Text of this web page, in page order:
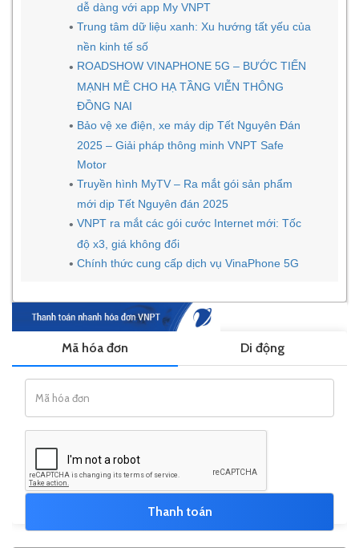
dễ dàng với app My VNPT
Trung tâm dữ liệu xanh: Xu hướng tất yếu của
nền kinh tế số
ROADSHOW VINAPHONE 5G – BƯỚC TIẾN
MẠNH MẼ CHO HẠ TẦNG VIỄN THÔNG
ĐỒNG NAI
Bảo vệ xe điện, xe máy dịp Tết Nguyên Đán
2025 – Giải pháp thông minh VNPT Safe
Motor
Truyền hình MyTV – Ra mắt gói sản phẩm
mới dịp Tết Nguyên đán 2025
VNPT ra mắt các gói cước Internet mới: Tốc
độ x3, giá không đổi
Chính thức cung cấp dịch vụ VinaPhone 5G